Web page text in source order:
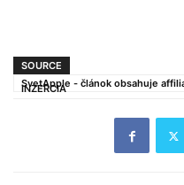
SOURCE
SvetApple - článok obsahuje
INZERCIA